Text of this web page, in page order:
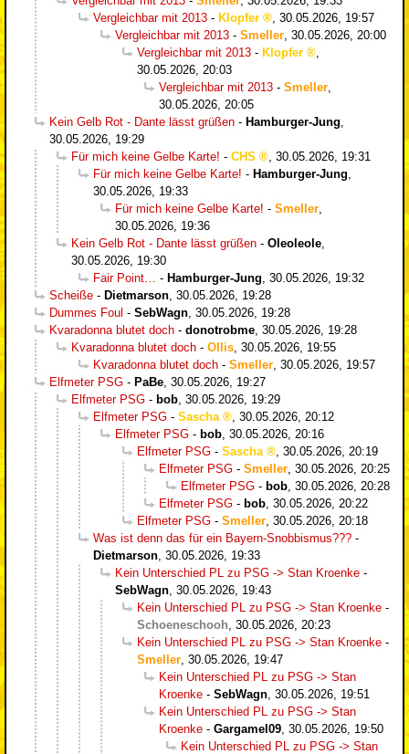
Vergleichbar mit 2013 - Klopfer
30.05.2026, 19:57
Vergleichbar mit 2013 - Smeller 30.05.2026, 20:00
Vergleichbar mit 2013 - Klopfer
30.05.2026, 20:03
Vergleichbar mit 2013 - Smeller
30.05.2026, 20:05
Kein Gelb Rot - Dante lässt grüßen - Hamburger-Jung
30.05.2026, 19:29
Für mich keine Gelbe Karte! - CHS
30.05.2026, 19:31
Für mich keine Gelbe Karte! - Hamburger-Jung
30.05.2026, 19:33
Für mich keine Gelbe Karte! - Smeller
30.05.2026, 19:36
Kein Gelb Rot - Dante lässt grüßen - Oleoleole
30.05.2026, 19:30
Fair Point…
- Hamburger-Jung 30.05.2026, 19:32
Scheiße - Dietmarson 30.05.2026, 19:28
Dummes Foul - SebWagn 30.05.2026, 19:28
Kvaradonna blutet doch - donotrobme 30.05.2026, 19:28
Kvaradonna blutet doch - Ollis 30.05.2026, 19:55
Kvaradonna blutet doch - Smeller 30.05.2026, 19:57
Elfmeter PSG - PaBe 30.05.2026, 19:27
Elfmeter PSG - bob 30.05.2026, 19:29
Elfmeter PSG - Sascha
30.05.2026, 20:12
Elfmeter PSG - bob 30.05.2026, 20:16
Elfmeter PSG - Sascha
30.05.2026, 20:19
Elfmeter PSG - Smeller 30.05.2026, 20:25
Elfmeter PSG - bob 30.05.2026, 20:28
Elfmeter PSG - bob 30.05.2026, 20:22
Elfmeter PSG - Smeller 30.05.2026, 20:18
Was ist denn das für ein Bayern-Snobbismus??? -
Dietmarson 30.05.2026, 19:33
Kein Unterschied PL zu PSG -> Stan Kroenke -
SebWagn 30.05.2026, 19:43
Kein Unterschied PL zu PSG -> Stan Kroenke -
Schoeneschooh 30.05.2026, 20:23
Kein Unterschied PL zu PSG -> Stan Kroenke -
Smeller 30.05.2026, 19:47
Kein Unterschied PL zu PSG -> Stan
Kroenke - SebWagn 30.05.2026, 19:51
Kein Unterschied PL zu PSG -> Stan
Kroenke - Gargamel09 30.05.2026, 19:50
Kein Unterschied PL zu PSG -> Stan